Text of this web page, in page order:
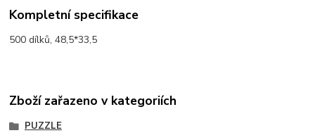
Kompletní specifikace
500 dílků, 48,5*33,5
Zboží zařazeno v kategoriích
PUZZLE